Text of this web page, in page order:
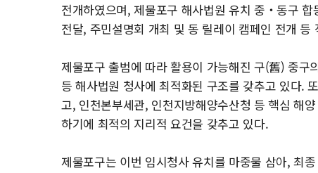
전개하였으며, 제물포구 해사법원 유치 중‧동구
전달, 주민설명회 개최 및 동 릴레이 캠페인 전개 등
제물포구 출범에 따라 활용이 가능해진 구(舊) 중
등 해사법원 청사에 최적화된 구조를 갖추고 있다.
고, 인천본부세관, 인천지방해양수산청 등 핵심 해
하기에 최적의 지리적 요건을 갖추고 있다.
제물포구는 이번 임시청사 유치를 마중물 삼아, 최